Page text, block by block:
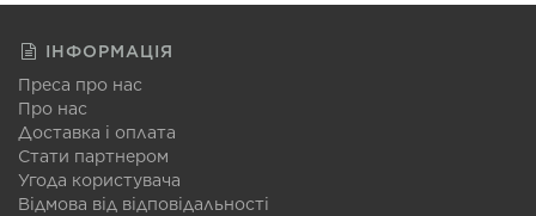
ІНФОРМАЦІЯ
Преса про нас
Про нас
Доставка і оплата
Стати партнером
Угода користувача
Відмова від відповідальності